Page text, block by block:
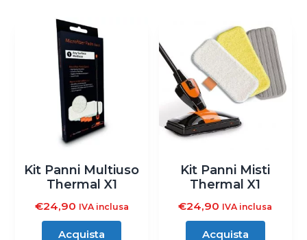
Kit Panni Multiuso
Thermal X1
€24,90 IVA inclusa
Acquista
Kit Panni Misti
Thermal X1
€24,90 IVA inclusa
Acquista